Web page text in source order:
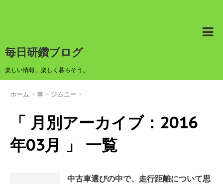
毎日研鑽ブログ
楽しい情報、楽しく暮らそう。
ホーム > 車 > ジムニー >
「 月別アーカイブ：2016
年03月 」 一覧
中古車選びの中で、走行距離について思